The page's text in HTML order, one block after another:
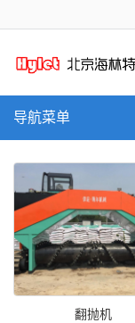
导航菜单
翻抛机